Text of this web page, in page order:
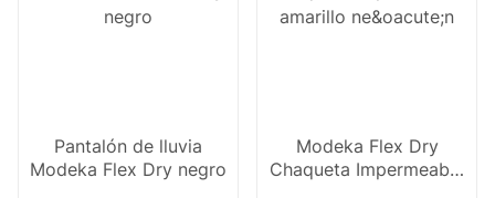
Pantalón de lluvia
Modeka Flex Dry negro
Modeka Flex Dry
Chaqueta Impermeable